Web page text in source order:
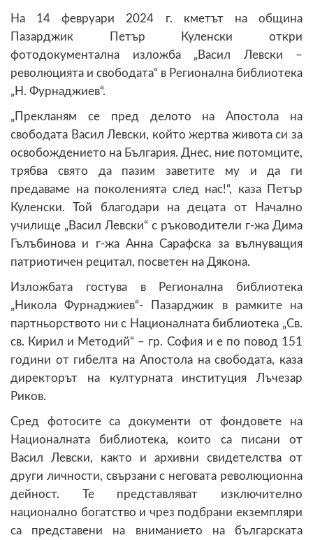
На 14 февруари 2024 г. кметът на община
Пазарджик Петър Куленски откри
фотодокументална изложба „Васил Левски –
революцията и свободата“ в Регионална библиотека
„Н. Фурнаджиев“.
„Прекланям се пред делото на Апостола на
свободата Васил Левски, който жертва живота си за
освобождението на България. Днес, ние потомците,
трябва свято да пазим заветите му и да ги
предаваме на поколенията след нас!“, каза Петър
Куленски. Той благодари на децата от Начално
училище „Васил Левски“ с ръководители г-жа Дима
Гълъбинова и г-жа Анна Сарафска за вълнуващия
патриотичен рецитал, посветен на Дякона.
Изложбата гостува в Регионална библиотека
„Никола Фурнаджиев“- Пазарджик в рамките на
партньорството ни с Националната библиотека „Св.
св. Кирил и Методий“ – гр. София и е по повод 151
години от гибелта на Апостола на свободата, каза
директорът на културната институция Лъчезар
Риков.
Сред фотосите са документи от фондовете на
Националната библиотека, които са писани от
Васил Левски, както и архивни свидетелства от
други личности, свързани с неговата революционна
дейност. Те представляват изключително
национално богатство и чрез подбрани екземпляри
са представени на вниманието на българската